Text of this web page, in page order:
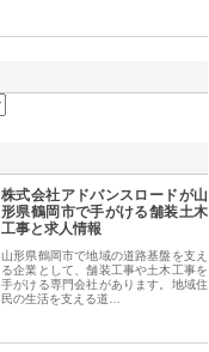
株式会社アドバンスロードが山
形県鶴岡市で手がける舗装土木
工事と求人情報
山形県鶴岡市で地域の道路基盤を支え
る企業として、舗装工事や土木工事を
手がける専門会社があります。地域住
民の生活を支える道…